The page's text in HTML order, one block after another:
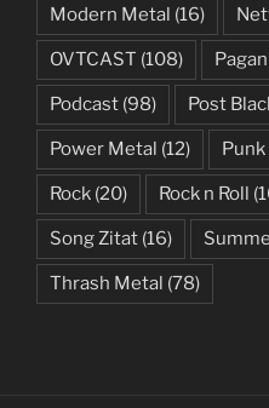
Modern Metal (16)
OVTCAST (108)
Podcast (98) Post
Power Metal (12) Punk
Rock (20) Rock n Roll
Song Zitat (16)
Thrash Metal (78)